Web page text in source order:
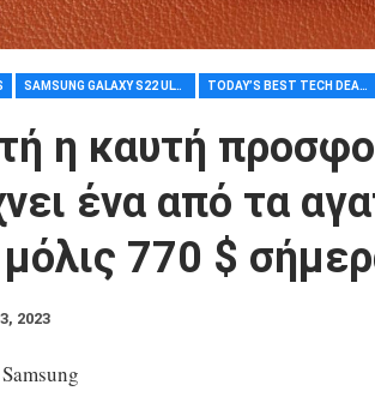
SAMSUNG GALAXY S22 ULTRA TODAY’S BEST TECH DEALS
η καυτή
ένα από τα
770 $
2023